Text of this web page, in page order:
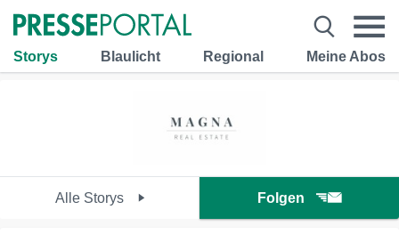
Storys Blaulicht Regional Meine Abos
Alle Storys Folgen